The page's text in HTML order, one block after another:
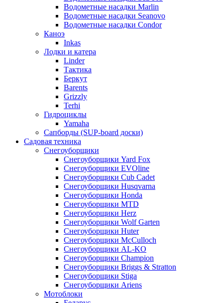
Водометные насадки Marlin
Водометные насадки Seanovo
Водометные насадки Condor
Каноэ
Inkas
Лодки и катера
Linder
Тактика
Беркут
Barents
Grizzly
Terhi
Гидроциклы
Yamaha
Сапборды (SUP-board доски)
Садовая техника
Снегоуборщики
Снегоуборщики Yard Fox
Снегоуборщики EVOline
Снегоуборщики Cub Cadet
Снегоуборщики Husqvarna
Снегоуборщики Honda
Снегоуборщики MTD
Снегоуборщики Herz
Снегоуборщики Wolf Garten
Снегоуборщики Huter
Снегоуборщики McCulloch
Снегоуборщики AL-KO
Снегоуборщики Champion
Снегоуборщики Briggs & Stratton
Снегоуборщики Stiga
Снегоуборщики Ariens
Мотоблоки